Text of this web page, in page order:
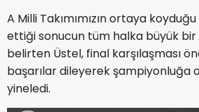
A Milli Takımımızın ortaya
ettiği sonucun tüm halka büyük bir
belirten Üstel, final karşılaşması
başarılar dileyerek şampiyonluğa
yineledi.